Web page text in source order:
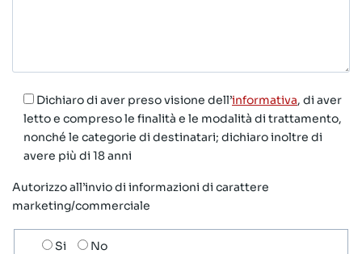
Dichiaro di aver preso visione dell’informativa, di aver
letto e compreso le finalità e le modalità di trattamento,
nonché le categorie di destinatari; dichiaro inoltre di
avere più di 18 anni
Autorizzo all’invio di informazioni di carattere
marketing/commerciale
Scelta
Si No